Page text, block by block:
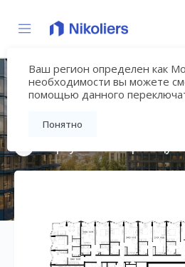
Ваш регион определен как
необходимости вы можете
помощью данного
Понятно
«МИРА»